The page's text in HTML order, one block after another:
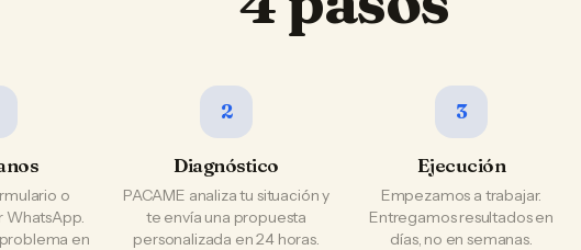
o
WhatsApp.
en
2
Diagnóstico
PACAME analiza tu situación y
te envía una propuesta
personalizada en 24 horas.
3
Ejecución
Empezamos a trabajar.
Entregamos resultados en
días, no en semanas.